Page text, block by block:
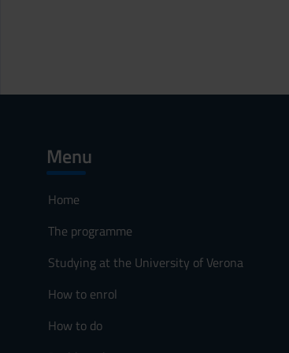
Menu
Home
The programme
Studying at the University of Verona
How to enrol
How to do